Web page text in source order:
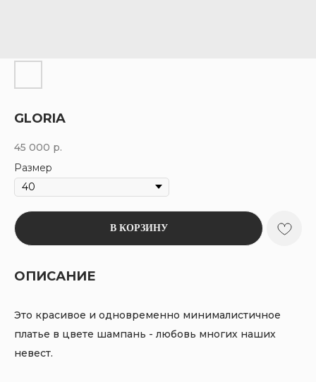
GLORIA
45 000 р.
Размер
В КОРЗИНУ
ОПИСАНИЕ
Это красивое и одновременно минималистичное
платье в цвете шампань - любовь многих наших
невест.